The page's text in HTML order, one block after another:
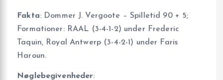
Fakta: Dommer J. Vergoote – Spilletid 90 + 5;
Formationer: RAAL (3-4-1-2) under Frederic
Taquin, Royal Antwerp (3-4-2-1) under Faris
Haroun.
Nøglebegivenheder: